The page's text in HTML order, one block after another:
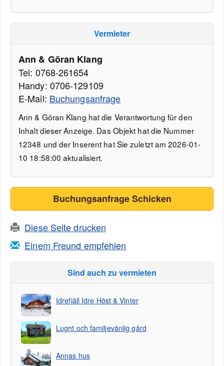
Vermieter
Ann & Göran Klang
Tel: 0768-261654
Handy: 0706-129109
E-Mail: Buchungsanfrage
Ann & Göran Klang hat die Verantwortung für den
Inhalt dieser Anzeige. Das Objekt hat die Nummer
12348 und der Inserent hat Sie zuletzt am 2026-01-
10 18:58:00 aktualisiert.
Buchungsanfrage Schicken
Diese Seite drucken
Einem Freund empfehlen
Sind auch zu vermieten
Idrefjäll Idre Höst & Vinter
Lugnt och familjevänlig gård
Annas hus